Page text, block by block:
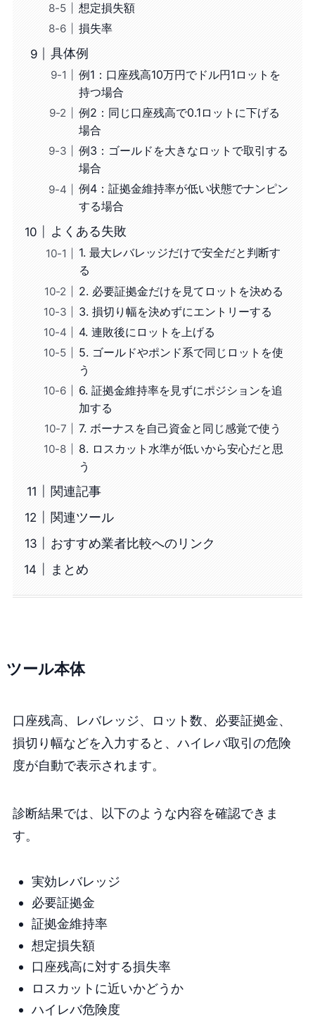
想定損失額
損失率
具体例
例1：口座残高10万円でドル円1ロットを
持つ場合
例2：同じ口座残高で0.1ロットに下げる
場合
例3：ゴールドを大きなロットで取引する
場合
例4：証拠金維持率が低い状態でナンピン
する場合
よくある失敗
1. 最大レバレッジだけで安全だと判断す
る
2. 必要証拠金だけを見てロットを決める
3. 損切り幅を決めずにエントリーする
4. 連敗後にロットを上げる
5. ゴールドやポンド系で同じロットを使
う
6. 証拠金維持率を見ずにポジションを追
加する
7. ボーナスを自己資金と同じ感覚で使う
8. ロスカット水準が低いから安心だと思
う
関連記事
関連ツール
おすすめ業者比較へのリンク
まとめ
ツール本体
口座残高、レバレッジ、ロット数、必要証拠金、
損切り幅などを入力すると、ハイレバ取引の危険
度が自動で表示されます。
診断結果では、以下のような内容を確認できま
す。
実効レバレッジ
必要証拠金
証拠金維持率
想定損失額
口座残高に対する損失率
ロスカットに近いかどうか
ハイレバ危険度